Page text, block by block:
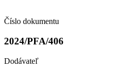
Číslo dokumentu
2024/PFA/406
Dodávateľ